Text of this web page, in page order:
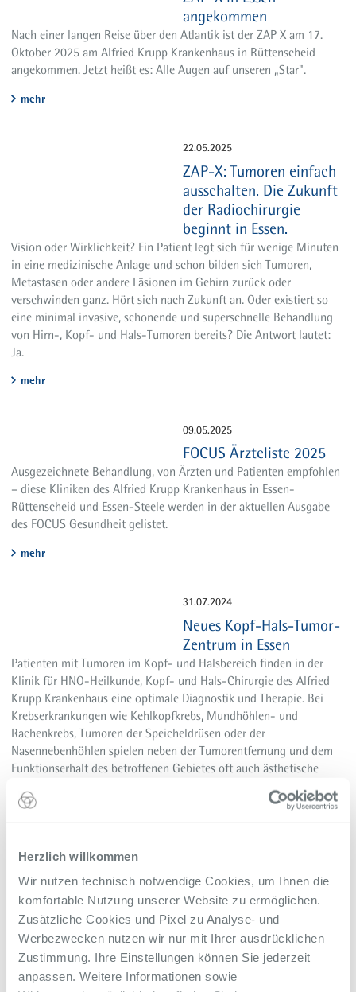
Herzlich willkommen
Wir nutzen technisch notwendige Cookies, um Ihnen die
komfortable Nutzung unserer Website zu ermöglichen.
Zusätzliche Cookies und Pixel zu Analyse- und
Werbezwecken nutzen wir nur mit Ihrer ausdrücklichen
Zustimmung. Ihre Einstellungen können Sie jederzeit
anpassen. Weitere Informationen sowie
angekommen
Nach einer langen Reise über den Atlantik ist der ZAP X am 17.
Oktober 2025 am Alfried Krupp Krankenhaus in Rüttenscheid
angekommen. Jetzt heißt es: Alle Augen auf unseren „Star".
mehr
22.05.2025
ZAP-X: Tumoren einfach
ausschalten. Die Zukunft
der Radiochirurgie
beginnt in Essen.
Vision oder Wirklichkeit? Ein Patient legt sich für wenige Minuten
in eine medizinische Anlage und schon bilden sich Tumoren,
Metastasen oder andere Läsionen im Gehirn zurück oder
verschwinden ganz. Hört sich nach Zukunft an. Oder existiert so
eine minimal invasive, schonende und superschnelle Behandlung
von Hirn-, Kopf- und Hals-Tumoren bereits? Die Antwort lautet:
Ja.
mehr
09.05.2025
FOCUS Ärzteliste 2025
Ausgezeichnete Behandlung, von Ärzten und Patienten empfohlen
– diese Kliniken des Alfried Krupp Krankenhaus in Essen-
Rüttenscheid und Essen-Steele werden in der aktuellen Ausgabe
des FOCUS Gesundheit gelistet.
mehr
31.07.2024
Neues Kopf-Hals-Tumor-
Zentrum in Essen
Patienten mit Tumoren im Kopf- und Halsbereich finden in der
Klinik für HNO-Heilkunde, Kopf- und Hals-Chirurgie des Alfried
Krupp Krankenhaus eine optimale Diagnostik und Therapie. Bei
Krebserkrankungen wie Kehlkopfkrebs, Mundhöhlen- und
Rachenkrebs, Tumoren der Speicheldrüsen oder der
Nasennebenhöhlen spielen neben der Tumorentfernung und dem
Funktionserhalt des betroffenen Gebietes oft auch ästhetische
mehr
TOP-Ärzte 2023
Die Ärzteliste des FOCUS Gesundheit feiert 2023 ihr
dreißigjähriges Jubiläum. Eine lange Zeit, in der den Lesern immer
wieder auch Ärzte des Alfried Krupp Krankenhaus empfohlen
wurden. So auch in der Jubiläumsausgabe des bekannten
Ratgebers. Wir gratulieren und wünschen viel Spaß beim Lesen.